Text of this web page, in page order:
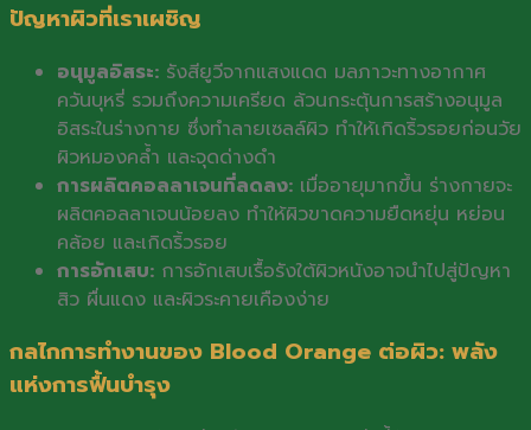
ปัญหาผิวที่เราเผชิญ
อนุมูลอิสระ: รังสียูวีจากแสงแดด มลภาวะทางอากาศ
ควันบุหรี่ รวมถึงความเครียด ล้วนกระตุ้นการสร้างอนุมูล
อิสระในร่างกาย ซึ่งทำลายเซลล์ผิว ทำให้เกิดริ้วรอยก่อนวัย
ผิวหมองคล้ำ และจุดด่างดำ
การผลิตคอลลาเจนที่ลดลง: เมื่ออายุมากขึ้น ร่างกายจะ
ผลิตคอลลาเจนน้อยลง ทำให้ผิวขาดความยืดหยุ่น หย่อน
คล้อย และเกิดริ้วรอย
การอักเสบ: การอักเสบเรื้อรังใต้ผิวหนังอาจนำไปสู่ปัญหา
สิว ผื่นแดง และผิวระคายเคืองง่าย
กลไกการทำงานของ Blood Orange ต่อผิว: พลัง
แห่งการฟื้นบำรุง